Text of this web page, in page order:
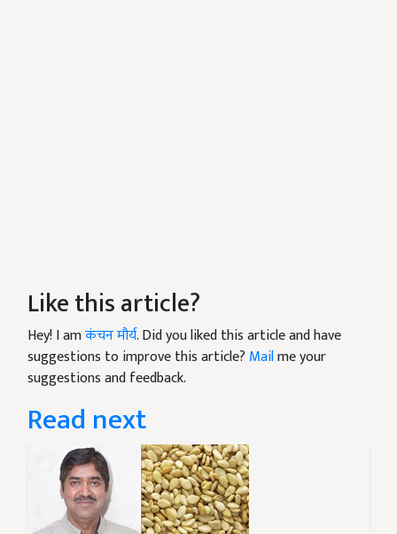
Like this article?
Hey! I amकंचन मौर्य. Did you liked this article and have
suggestions to improve this article? Mailme your
suggestions and feedback.
Read next